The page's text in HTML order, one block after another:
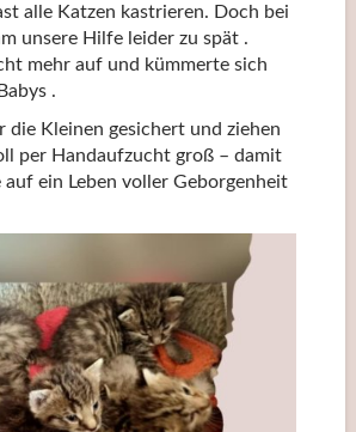
alle Katzen kastrieren. Doch bei
unsere Hilfe leider zu spät .
mehr auf und kümmerte sich
.
die Kleinen gesichert und ziehen
per Handaufzucht groß – damit
auf ein Leben voller Geborgenheit